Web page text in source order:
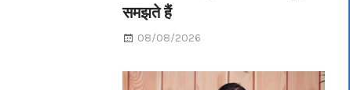
समझते हैं
08/08/2026